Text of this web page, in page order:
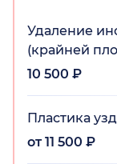
Удаление
(крайней
10 500 ₽
Пластика
от 11 500 ₽